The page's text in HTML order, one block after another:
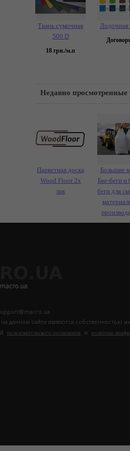
Ткань сумочная
500 D
18 грн./м.п
Лодочная
Недавно просмотренные
Паркетная доска
Wood Floor 2х
лак
Большие
Биг-беги и
беги для
данном сайте являются собственностью
пользовательского соглашения и политики